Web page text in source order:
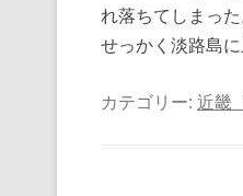
れ落ちてしまっ
せっかく淡路島
カテゴリー: 近畿